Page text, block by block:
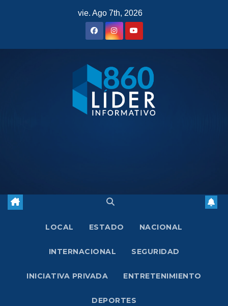
vie. Ago 7th, 2026
LOCAL ESTADO NACIONAL
INTERNACIONAL SEGURIDAD
INICIATIVA PRIVADA ENTRETENIMIENTO
DEPORTES